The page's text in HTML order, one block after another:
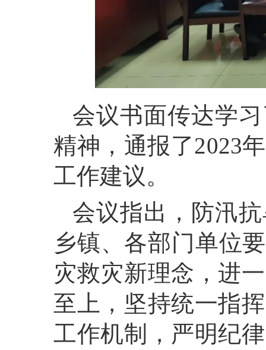
会议书面传达学
精神，通报了2023
工作建议。
会议指出， 防汛
乡镇、各部门单位
灾救灾新理念，进
至上，坚持统一指
工作机制，严明纪